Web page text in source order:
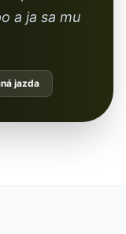
a ja sa mu
jazda